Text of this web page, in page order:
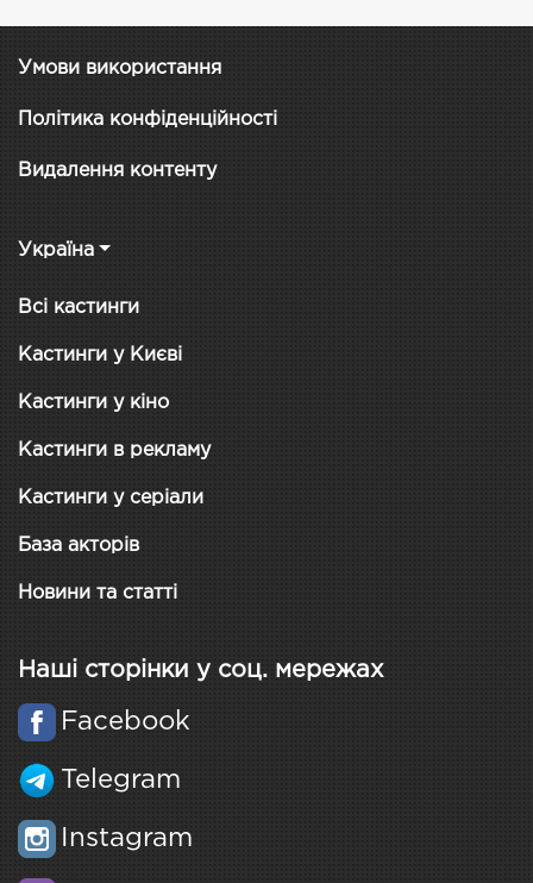
Умови використання
Політика конфіденційності
Видалення контенту
Україна
Всі кастинги
Кастинги у Києві
Кастинги у кіно
Кастинги в рекламу
Кастинги у серіали
База акторів
Новини та статті
Наші сторінки у соц. мережах
Facebook
Telegram
Instagram